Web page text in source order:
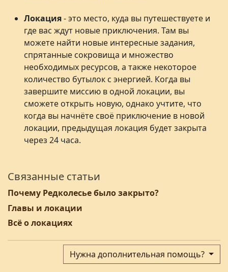
Локация- это место, куда вы путешествуете и
где вас ждут новые приключения. Там вы
можете найти новые интересные задания,
спрятанные сокровища и множество
необходимых ресурсов, а также некоторое
количество бутылок с энергией. Когда вы
завершите миссию в одной локации, вы
сможете открыть новую, однако учтите, что
когда вы начнёте своё приключение в новой
локации, предыдущая локация будет закрыта
через 24 часа.
Связанные статьи
Почему Редколесье было закрыто?
Главы и локации
Всё о локациях
Нужна дополнительная помощь?